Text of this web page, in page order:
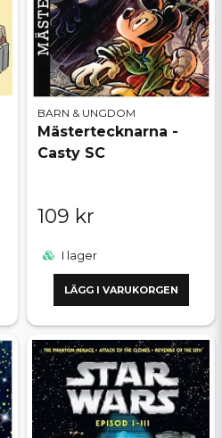
BARN & UNGDOM
Mästertecknarna -
Casty SC
109 kr
I lager
LÄGG I VARUKORGEN